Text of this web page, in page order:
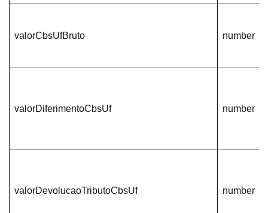
valorCbsUfBruto number
valorDiferimentoCbsUf number
valorDevolucaoTributoCbsUf number